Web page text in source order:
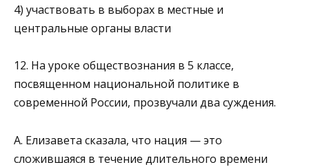
4) участвовать в выборах в местные и
центральные органы власти
12. На уроке обществознания в 5 классе,
посвященном национальной политике в
современной России, прозву­чали два суждения.
А. Елизавета сказала, что нация — это
сложившаяся в течение длительного времени